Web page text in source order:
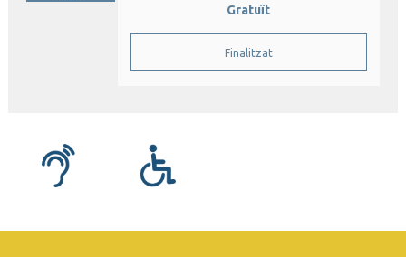
Gratuït
Finalitzat